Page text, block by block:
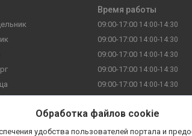
Время работы
09:00-17:00 14:00-14:30
09:00-17:00 14:00-14:30
09:00-17:00 14:00-14:30
09:00-17:00 14:00-14:30
09:00-17:00 14:00-14:30
Выходной
Обработка файлов cookie
удобства пользователей портала и